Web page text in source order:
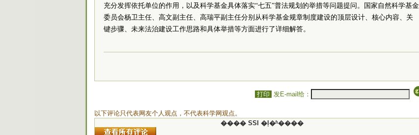
充分发挥依托单位的作用，以及科学基金具体落实“七五”普法规划的举措等问题提问。国家自然科学基金
委员会杨卫主任、高文副主任、高瑞平副主任分别从科学基金规章制度建设的顶层设计、核心内容、关
键步骤、未来法治建设工作思路和具体举措等方面进行了详细解答。
打印 发E-mail给：
以下评论只代表网友个人观点，不代表科学网观点。
���� SSI �ļ�ʱ����